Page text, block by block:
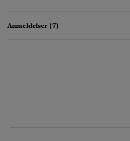
Anmeldelser (7)